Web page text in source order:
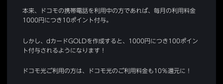
本来、ドコモの携帯電話を利用中の方であれば、毎月の利用料金
1000円につき10ポイント付与。
しかし、dカードGOLDを作成すると、1000円につき100ポイン
ト付与されるようになります！
ドコモ光ご利用の方は、ドコモ光のご利用料金も10％還元に！